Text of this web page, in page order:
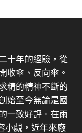
十年的經驗，從
收傘、反向傘。
精的精神不斷的
始至今無論是國
一致好評。在雨
小覷，近年來廠